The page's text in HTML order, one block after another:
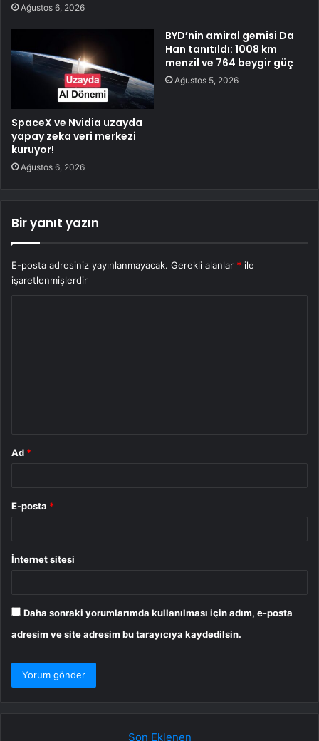
Ağustos 6, 2026
SpaceX ve Nvidia uzayda
yapay zeka veri merkezi
kuruyor!
Ağustos 6, 2026
BYD’nin amiral gemisi Da
Han tanıtıldı: 1008 km
menzil ve 764 beygir güç
Ağustos 5, 2026
Bir yanıt yazın
E-posta adresiniz yayınlanmayacak. Gerekli alanlar * ile
işaretlenmişlerdir
Ad *
E-posta *
İnternet sitesi
Daha sonraki yorumlarımda kullanılması için adım, e-posta
adresim ve site adresim bu tarayıcıya kaydedilsin.
Son Eklenen